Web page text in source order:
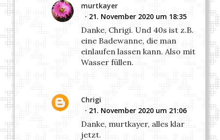
murtkayer
21. November 2020 um 18:35
Danke, Chrigi. Und 40s ist z.B.
eine Badewanne, die man
einlaufen lassen kann. Also mit
Wasser füllen.
Chrigi
21. November 2020 um 21:06
Danke, murtkayer, alles klar
jetzt.